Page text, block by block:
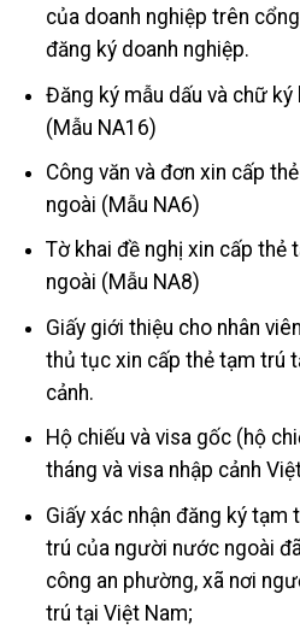
của doanh nghiệp trên
đăng ký doanh nghiệp.
Đăng ký mẫu dấu và chữ ký
(Mẫu NA16)
Công văn và đơn xin cấp
ngoài (Mẫu NA6)
Tờ khai đề nghị xin cấp
ngoài (Mẫu NA8)
Giấy giới thiệu cho nhân
thủ tục xin cấp thẻ tạm trú
cảnh.
Hộ chiếu và visa gốc (hộ
tháng và visa nhập cảnh
Giấy xác nhận đăng ký tạm
trú của người nước ngoài
công an phường, xã nơi
trú tại Việt Nam;